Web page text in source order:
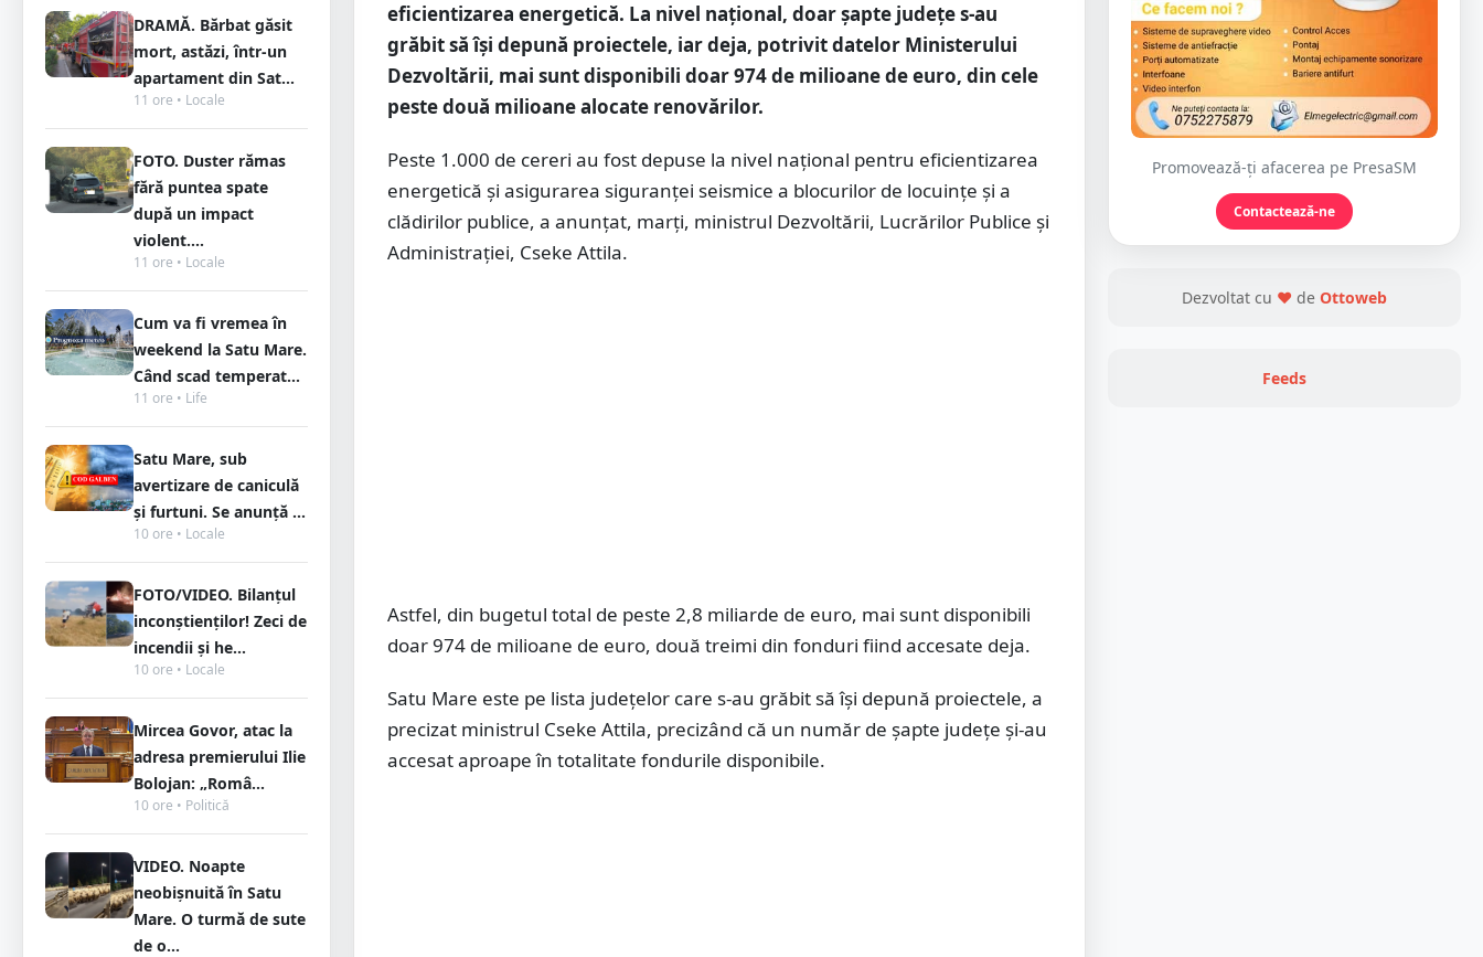
DRAMĂ. Bărbat găsit
mort, astăzi, într-un
apartament din Sat...
11 ore • Locale
FOTO. Duster rămas
fără puntea spate
după un impact
violent....
11 ore • Locale
Cum va fi vremea în
weekend la Satu Mare.
Când scad temperat...
11 ore • Life
Satu Mare, sub
avertizare de caniculă
și furtuni. Se anunță ...
10 ore • Locale
FOTO/VIDEO. Bilanțul
inconștienților! Zeci de
incendii și he...
10 ore • Locale
Mircea Govor, atac la
adresa premierului Ilie
Bolojan: „Româ...
10 ore • Politică
VIDEO. Noapte
neobișnuită în Satu
Mare. O turmă de sute
de o...
eficientizarea energetică. La nivel național, doar șapte județe s-au
grăbit să își depună proiectele, iar deja, potrivit datelor Ministerului
Dezvoltării, mai sunt disponibili doar 974 de milioane de euro, din cele
peste două milioane alocate renovărilor.
Peste 1.000 de cereri au fost depuse la nivel național pentru eficientizarea
energetică şi asigurarea siguranţei seismice a blocurilor de locuinţe şi a
clădirilor publice, a anunţat, marţi, ministrul Dezvoltării, Lucrărilor Publice şi
Administraţiei, Cseke Attila.
Astfel, din bugetul total de peste 2,8 miliarde de euro, mai sunt disponibili
doar 974 de milioane de euro, două treimi din fonduri fiind accesate deja.
Satu Mare este pe lista județelor care s-au grăbit să își depună proiectele, a
precizat ministrul Cseke Attila, precizând că un număr de șapte județe și-au
accesat aproape în totalitate fondurile disponibile.
Promovează-ți afacerea pe PresaSM
Contactează-ne
Dezvoltat cu ❤ de Ottoweb
Feeds